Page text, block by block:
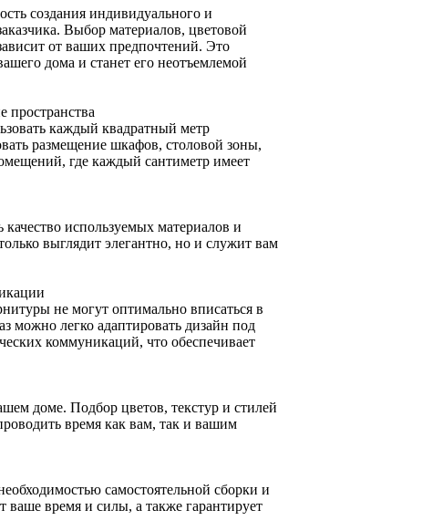
создания индивидуального и
Выбор материалов, цветовой
от ваших предпочтений. Это
дома и станет его неотъемлемой
пространства
каждый квадратный метр
размещение шкафов, столовой зоны,
где каждый сантиметр имеет
используемых материалов и
выглядит элегантно, но и служит вам
не могут оптимально вписаться в
можно легко адаптировать дизайн под
коммуникаций, что обеспечивает
доме. Подбор цветов, текстур и стилей
время как вам, так и вашим
самостоятельной сборки и
ваше время и силы, а также гарантирует